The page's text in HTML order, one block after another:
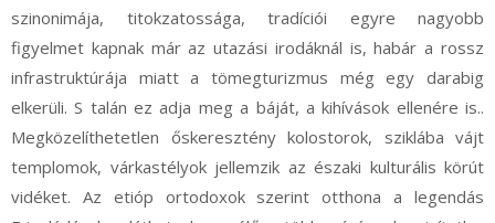
szinonimája, titokzatossága, tradíciói egyre nagyobb
figyelmet kapnak már az utazási irodáknál is, habár a rossz
infrastruktúrája miatt a tömegturizmus még egy darabig
elkerüli. S talán ez adja meg a báját, a kihívások ellenére is..
Megközelíthetetlen őskeresztény kolostorok, sziklába vájt
templomok, várkastélyok jellemzik az északi kulturális körút
vidéket. Az etióp ortodoxok szerint otthona a legendás